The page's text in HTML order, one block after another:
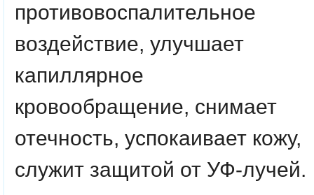
противовоспалительное
воздействие, улучшает
капиллярное
кровообращение, снимает
отечность, успокаивает кожу,
служит защитой от УФ-лучей.